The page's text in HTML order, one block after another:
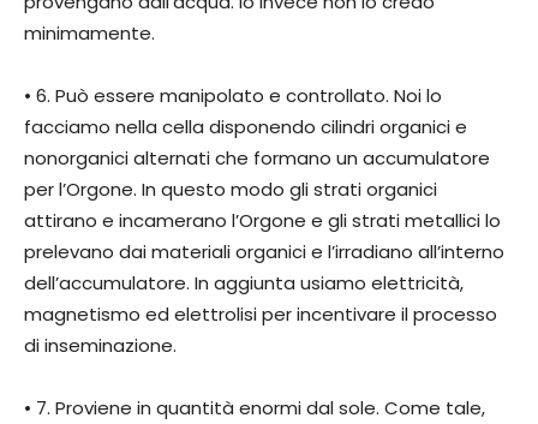
minimamente.
• 6. Può essere manipolato e controllato. Noi lo
facciamo nella cella disponendo cilindri organici e
nonorganici alternati che formano un accumulatore
per l’Orgone. In questo modo gli strati organici
attirano e incamerano l’Orgone e gli strati metallici lo
prelevano dai materiali organici e l’irradiano all’interno
dell’accumulatore. In aggiunta usiamo elettricità,
magnetismo ed elettrolisi per incentivare il processo
di inseminazione.
• 7. Proviene in quantità enormi dal sole. Come tale,